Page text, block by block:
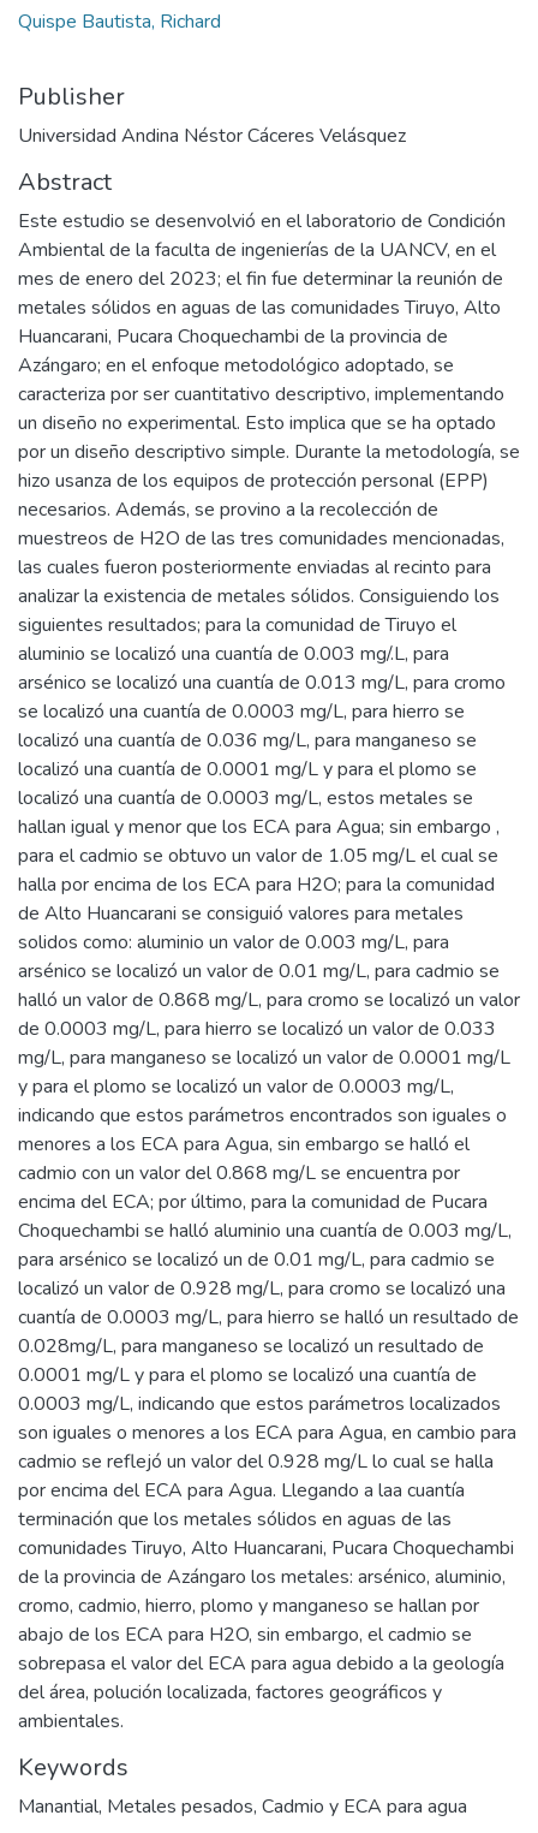
Quispe Bautista, Richard
Publisher
Universidad Andina Néstor Cáceres Velásquez
Abstract
Este estudio se desenvolvió en el laboratorio de Condición
Ambiental de la faculta de ingenierías de la UANCV, en el
mes de enero del 2023; el fin fue determinar la reunión de
metales sólidos en aguas de las comunidades Tiruyo, Alto
Huancarani, Pucara Choquechambi de la provincia de
Azángaro; en el enfoque metodológico adoptado, se
caracteriza por ser cuantitativo descriptivo, implementando
un diseño no experimental. Esto implica que se ha optado
por un diseño descriptivo simple. Durante la metodología, se
hizo usanza de los equipos de protección personal (EPP)
necesarios. Además, se provino a la recolección de
muestreos de H2O de las tres comunidades mencionadas,
las cuales fueron posteriormente enviadas al recinto para
analizar la existencia de metales sólidos. Consiguiendo los
siguientes resultados; para la comunidad de Tiruyo el
aluminio se localizó una cuantía de 0.003 mg/.L, para
arsénico se localizó una cuantía de 0.013 mg/L, para cromo
se localizó una cuantía de 0.0003 mg/L, para hierro se
localizó una cuantía de 0.036 mg/L, para manganeso se
localizó una cuantía de 0.0001 mg/L y para el plomo se
localizó una cuantía de 0.0003 mg/L, estos metales se
hallan igual y menor que los ECA para Agua; sin embargo ,
para el cadmio se obtuvo un valor de 1.05 mg/L el cual se
halla por encima de los ECA para H2O; para la comunidad
de Alto Huancarani se consiguió valores para metales
solidos como: aluminio un valor de 0.003 mg/L, para
arsénico se localizó un valor de 0.01 mg/L, para cadmio se
halló un valor de 0.868 mg/L, para cromo se localizó un valor
de 0.0003 mg/L, para hierro se localizó un valor de 0.033
mg/L, para manganeso se localizó un valor de 0.0001 mg/L
y para el plomo se localizó un valor de 0.0003 mg/L,
indicando que estos parámetros encontrados son iguales o
menores a los ECA para Agua, sin embargo se halló el
cadmio con un valor del 0.868 mg/L se encuentra por
encima del ECA; por último, para la comunidad de Pucara
Choquechambi se halló aluminio una cuantía de 0.003 mg/L,
para arsénico se localizó un de 0.01 mg/L, para cadmio se
localizó un valor de 0.928 mg/L, para cromo se localizó una
cuantía de 0.0003 mg/L, para hierro se halló un resultado de
0.028mg/L, para manganeso se localizó un resultado de
0.0001 mg/L y para el plomo se localizó una cuantía de
0.0003 mg/L, indicando que estos parámetros localizados
son iguales o menores a los ECA para Agua, en cambio para
cadmio se reflejó un valor del 0.928 mg/L lo cual se halla
por encima del ECA para Agua. Llegando a laa cuantía
terminación que los metales sólidos en aguas de las
comunidades Tiruyo, Alto Huancarani, Pucara Choquechambi
de la provincia de Azángaro los metales: arsénico, aluminio,
cromo, cadmio, hierro, plomo y manganeso se hallan por
abajo de los ECA para H2O, sin embargo, el cadmio se
sobrepasa el valor del ECA para agua debido a la geología
del área, polución localizada, factores geográficos y
ambientales.
Keywords
Manantial, Metales pesados, Cadmio y ECA para agua